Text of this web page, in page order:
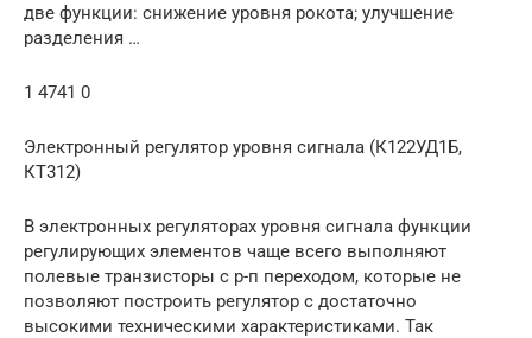
две функции: снижение уровня рокота; улучшение
разделения …
1 4741 0
Электронный регулятор уровня сигнала (К122УД1Б,
КТ312)
В электронных регуляторах уровня сигнала функции
регулирующих элементов чаще всего выполняют
полевые транзисторы с р-п переходом, которые не
позволяют построить регулятор с достаточно
высокими техническими характеристиками. Так